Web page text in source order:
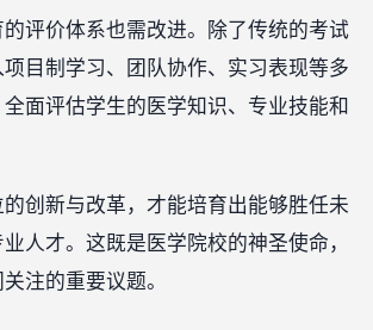
评价体系也需改进。除了传统的考试
目制学习、团队协作、实习表现等多
面评估学生的医学知识、专业技能和
创新与改革，才能培育出能够胜任未
人才。这既是医学院校的神圣使命，
注的重要议题。